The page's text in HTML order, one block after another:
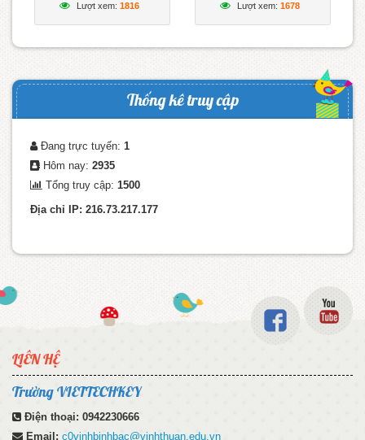
Lượt xem: 1816 Lượt xem: 1678
Thống kê truy cập
Đang trực tuyến: 1
Hôm nay: 2935
Tổng truy cập: 1500
Địa chỉ IP: 216.73.217.177
LIÊN HỆ
Trường VIETTECHKEY
Điện thoại: 0942230666
Email: c0vinhbinhbac@vinhthuan.edu.vn